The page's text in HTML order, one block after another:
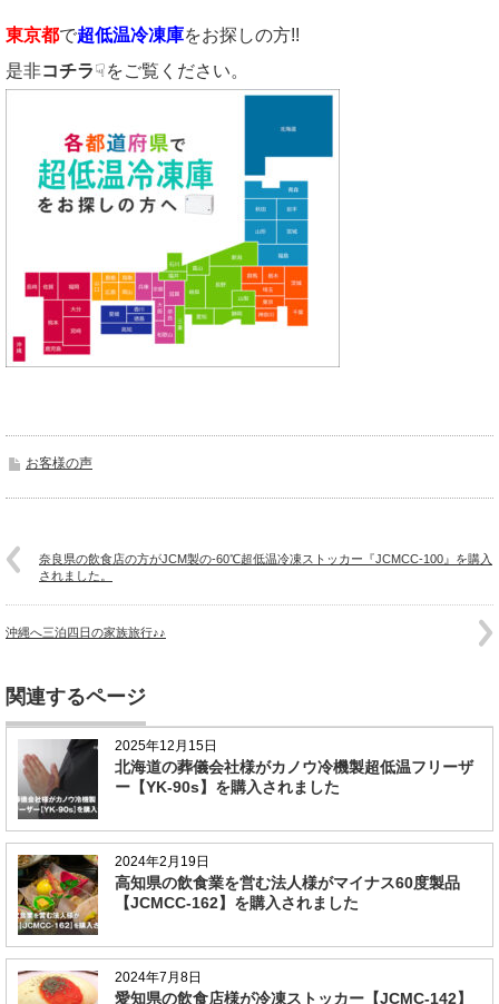
東京都で超低温冷凍庫をお探しの方!!
是非コチラ☟をご覧ください。
お客様の声
奈良県の飲食店の方がJCM製の-60℃超低温冷凍ストッカー『JCMCC-100』を購入
されました。
沖縄へ三泊四日の家族旅行♪♪
関連するページ
2025年12月15日
北海道の葬儀会社様がカノウ冷機製超低温フリーザ
ー【YK-90s】を購入されました
2024年2月19日
高知県の飲食業を営む法人様がマイナス60度製品
【JCMCC-162】を購入されました
2024年7月8日
愛知県の飲食店様が冷凍ストッカー【JCMC-142】